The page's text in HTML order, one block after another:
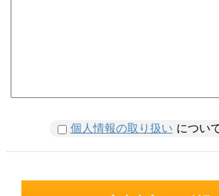
個人情報の取り扱い につい